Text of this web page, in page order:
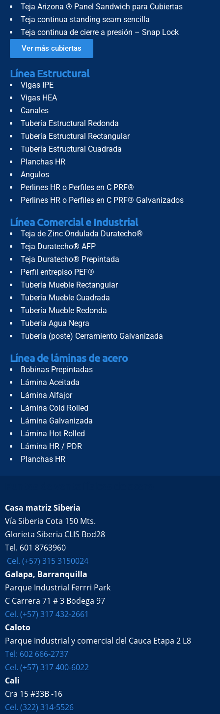
Teja Arizona ® Panel Sandwich para Cubiertas
Teja continua standing seam sencilla
Teja continua de cierre a presión – Snap Lock
Ver más cubiertas
Línea Estructural
Vigas IPE
Vigas HEA
Canales
Tubería Estructural Redonda
Tubería Estructural Rectangular
Tubería Estructural Cuadrada
Planchas HR
Angulos
Perlines HR o Perfiles en C PRF®
Perlines HR o Perfiles en C PRF® Galvanizados
Línea Comercial e Industrial
Teja de Zinc Ondulada Duratecho®
Teja Duratecho® AFP
Teja Duratecho® Prepintada
Perfil entrepiso PEF®
Tubería Mueble Rectangular
Tubería Mueble Cuadrada
Tubería Mueble Redonda
Tubería Agua Negra
Tubería (poste) Cerramiento Galvanizada
Línea de láminas de acero
Bobinas Prepintadas
Lámina Aceitada
Lámina Alfajor
Lámina Cold Rolled
Lámina Galvanizada
Lámina Hot Rolled
Lámina HR / PDR
Planchas HR
Casa matriz Siberia
Vía Siberia Cota 150 Mts.
Glorieta Siberia CLIS Bod28
Tel. 601 8763960
Cel. (+57) 315 3150024
Galapa, Barranquilla
Parque Industrial Ferrri Park
C Carrera 71 # 3 Bodega 97
Cel. (+57) 317 432-2661
Caloto
Parque Industrial y comercial del Cauca Etapa 2 L8
Tel: 602 666-2737
Cel. (+57) 317 400-6022
Cali
Cra 15 #33B -16
Cel. (322) 314-5526